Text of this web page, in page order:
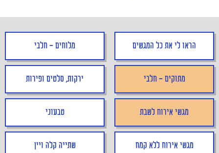
הראו לי את כל המגשים מלוחים - חלבי
מתוקים - חלבי ירקות, סלטים ופירות
מגשי אירוח לשבת טבעוני
מגשי אירוח ללא קמח שתייה קלה ויין